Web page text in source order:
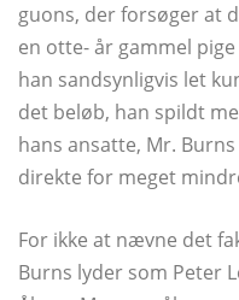
guons, der forsøger at
en otte- år gammel
han sandsynligvis let
det beløb, han spildt
hans ansatte, Mr.
direkte for meget
For ikke at nævne det
Burns lyder som Peter